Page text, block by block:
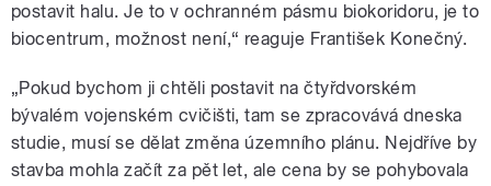
postavit halu. Je to v ochranném pásmu biokoridoru, je to
biocentrum, možnost není,“ reaguje František Konečný.
„Pokud bychom ji chtěli postavit na čtyřdvorském
bývalém vojenském cvičišti, tam se zpracovává dneska
studie, musí se dělat změna územního plánu. Nejdříve by
stavba mohla začít za pět let, ale cena by se pohybovala